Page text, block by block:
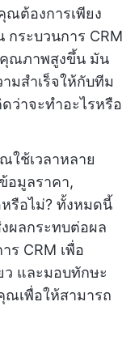
ต้องการเพียง
กระบวนการ CRM
ณภาพสูงขึ้น มัน
มสำเร็จให้กับทีม
ว่าจะทำอะไรหรือ
ใช้เวลาหลาย
อมูลราคา,
รือไม่? ทั้งหมดนี้
ผลกระทบต่อผล
ร CRM เพื่อ
ว และมอบทักษะ
ณเพื่อให้สามารถ